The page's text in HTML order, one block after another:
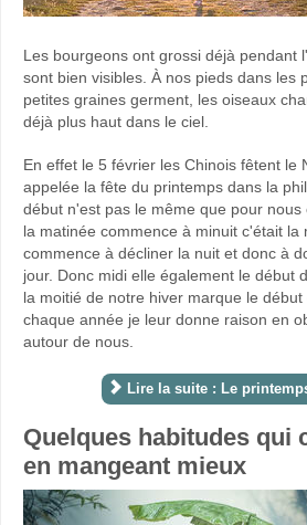
Les bourgeons ont grossi déjà pendant
sont bien visibles. À nos pieds dans les
petites graines germent, les oiseaux
déjà plus haut dans le ciel.
En effet le 5 février les Chinois fêtent le
appelée la fête du printemps dans la
début n'est pas le même que pour
la matinée commence à minuit c'était la
commence à décliner la nuit et donc à
jour. Donc midi elle également le début
la moitié de notre hiver marque le
chaque année je leur donne raison en
autour de nous.
Lire la suite : Le
Quelques habitudes qui
en mangeant mieux